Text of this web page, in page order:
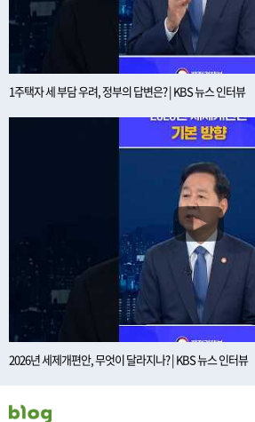
1주택자 세 부담 우려, 정부의 답변은? | KBS 뉴스 인터뷰
2026년 세제개편안, 무엇이 달라지나? | KBS 뉴스 인터뷰